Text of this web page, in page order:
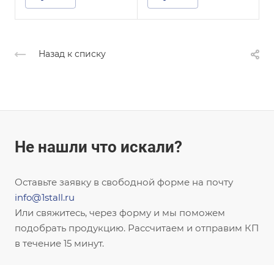
Назад к списку
Не нашли что искали?
Оставьте заявку в свободной форме на почту
info@1stall.ru
Или свяжитесь, через форму и мы поможем
подобрать продукцию. Рассчитаем и отправим КП
в течение 15 минут.